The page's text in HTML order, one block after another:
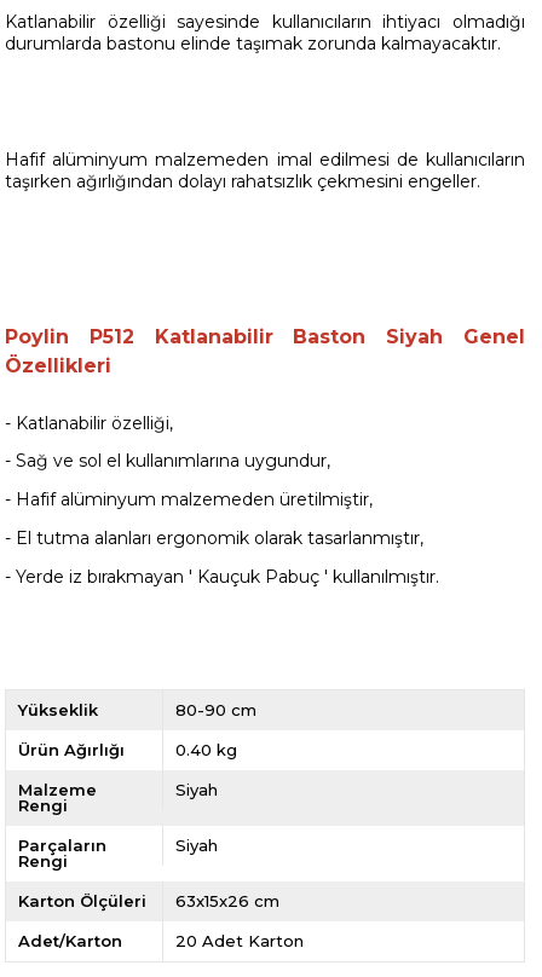
Katlanabilir özelliği sayesinde kullanıcıların ihtiyacı olmadığı
durumlarda bastonu elinde taşımak zorunda kalmayacaktır.
Hafif alüminyum malzemeden imal edilmesi de kullanıcıların
taşırken ağırlığından dolayı rahatsızlık çekmesini engeller.
Poylin P512 Katlanabilir Baston Siyah Genel
Özellikleri
- Katlanabilir özelliği,
- Sağ ve sol el kullanımlarına uygundur,
- Hafif alüminyum malzemeden üretilmiştir,
- El tutma alanları ergonomik olarak tasarlanmıştır,
- Yerde iz bırakmayan ' Kauçuk Pabuç ' kullanılmıştır.
Yükseklik 80-90 cm
Ürün Ağırlığı 0.40 kg
Malzeme
Rengi
Siyah
Parçaların
Rengi
Siyah
Karton Ölçüleri 63x15x26 cm
Adet/Karton 20 Adet Karton